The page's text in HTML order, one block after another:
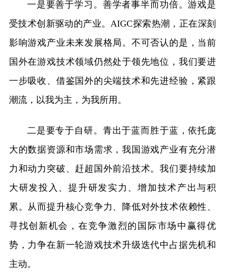
一是要善于学习。善学者事半而功倍。游戏是
受技术创新驱动的产业。AIGC探索热潮，正在深刻
影响游戏产业未来发展格局。不可否认的是，当前
国外在游戏技术领域仍然处于领先地位，我们要进
一步吸收、借鉴国外的尖端技术和先进经验，紧跟
潮流，以我为主，为我所用。
二是要专于自研。青出于蓝而胜于蓝，依托庞
大的数据资源和市场需求，我国游戏产业有充分潜
力和动力突破、赶超国外前沿技术。我们要持续加
大研发投入、提升研发实力、增加技术产出与积
累。从而提升核心竞争力、降低对外技术依赖性、
寻找创新机会，在竞争激烈的国际市场中赢得优
势，力争在新一轮游戏技术升级迭代中占据先机和
主动。